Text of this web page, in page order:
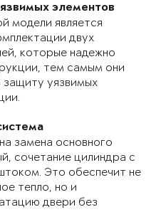
элементов
модели является
двух
которые надежно
тем самым они
уязвимых
замена основного
сочетание цилиндра с
Это обеспечит не
тепло, но и
двери без